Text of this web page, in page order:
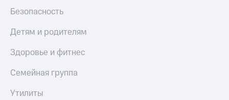
Безопасность
Детям и родителям
Здоровье и фитнес
Семейная группа
Утилиты